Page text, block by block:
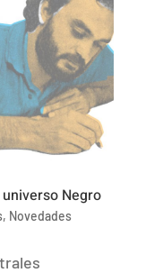
Negro
, Novedades